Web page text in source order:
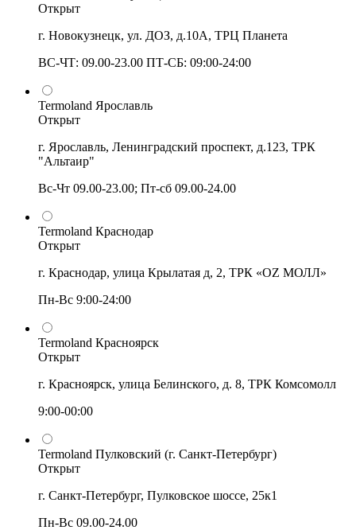
Открыт
г. Новокузнецк, ул. ДОЗ, д.10А, ТРЦ Планета
ВС-ЧТ: 09.00-23.00 ПТ-СБ: 09:00-24:00
Termoland Ярославль
Открыт
г. Ярославль, Ленинградский проспект, д.123, ТРК
"Альтаир"
Вс-Чт 09.00-23.00; Пт-сб 09.00-24.00
Termoland Краснодар
Открыт
г. Краснодар, улица Крылатая д, 2, ТРК «OZ МОЛЛ»
Пн-Вс 9:00-24:00
Termoland Красноярск
Открыт
г. Красноярск, улица Белинского, д. 8, ТРК Комсомолл
9:00-00:00
Termoland Пулковский (г. Санкт-Петербург)
Открыт
г. Санкт-Петербург, Пулковское шоссе, 25к1
Пн-Вс 09.00-24.00